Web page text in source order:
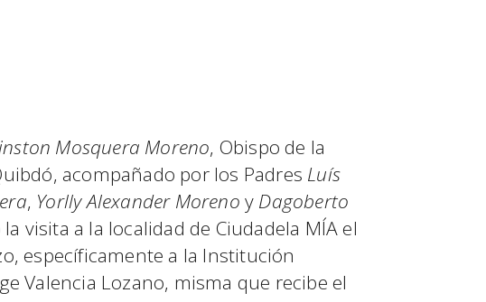
Mosquera Moreno, Obispo de la
acompañado por los Padres Luís
, Yorlly Alexander Moreno y Dagoberto
visita a la localidad de Ciudadela MÍA el
específicamente a la Institución
Valencia Lozano, misma que recibe el